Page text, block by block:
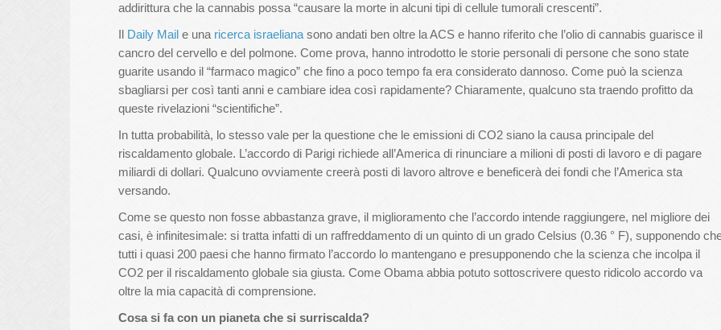
addirittura che la cannabis possa “causare la morte in alcuni tipi di cellule tumorali crescenti”.
Il Daily Mail e una ricerca israeliana sono andati ben oltre la ACS e hanno riferito che l’olio di cannabis guarisce il
cancro del cervello e del polmone. Come prova, hanno introdotto le storie personali di persone che sono state
guarite usando il “farmaco magico” che fino a poco tempo fa era considerato dannoso. Come può la scienza
sbagliarsi per così tanti anni e cambiare idea così rapidamente? Chiaramente, qualcuno sta traendo profitto da
queste rivelazioni “scientifiche”.
In tutta probabilità, lo stesso vale per la questione che le emissioni di CO2 siano la causa principale del
riscaldamento globale. L’accordo di Parigi richiede all’America di rinunciare a milioni di posti di lavoro e di pagare
miliardi di dollari. Qualcuno ovviamente creerà posti di lavoro altrove e beneficerà dei fondi che l’America sta
versando.
Come se questo non fosse abbastanza grave, il miglioramento che l’accordo intende raggiungere, nel migliore dei
casi, è infinitesimale: si tratta infatti di un raffreddamento di un quinto di un grado Celsius (0.36 ° F), supponendo
tutti i quasi 200 paesi che hanno firmato l’accordo lo mantengano e presupponendo che la scienza che incolpa il
CO2 per il riscaldamento globale sia giusta. Come Obama abbia potuto sottoscrivere questo ridicolo accordo va
oltre la mia capacità di comprensione.
Cosa si fa con un pianeta che si surriscalda?